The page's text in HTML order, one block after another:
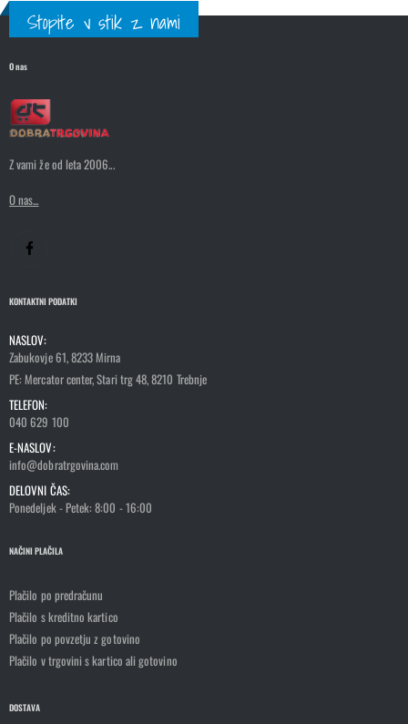
Stopite v stik z nami
O nas
Z vami že od leta 2006...
O nas...
KONTAKTNI PODATKI
NASLOV:
Zabukovje 61, 8233 Mirna
PE: Mercator center, Stari trg 48, 8210 Trebnje
TELEFON:
040 629 100
E-NASLOV:
info@dobratrgovina.com
DELOVNI ČAS:
Ponedeljek - Petek: 8:00 - 16:00
NAČINI PLAČILA
Plačilo po predračunu
Plačilo s kreditno kartico
Plačilo po povzetju z gotovino
Plačilo v trgovini s kartico ali gotovino
DOSTAVA